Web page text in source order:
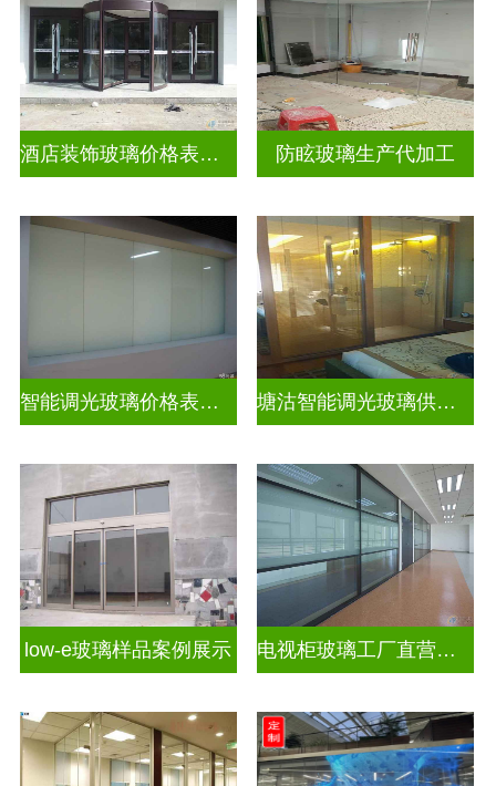
酒店装饰玻璃价格表生产电话 防眩玻璃生产代加工
智能调光玻璃价格表图片及价格 塘沽智能调光玻璃供应商
low-e玻璃样品案例展示 电视柜玻璃工厂直营生产